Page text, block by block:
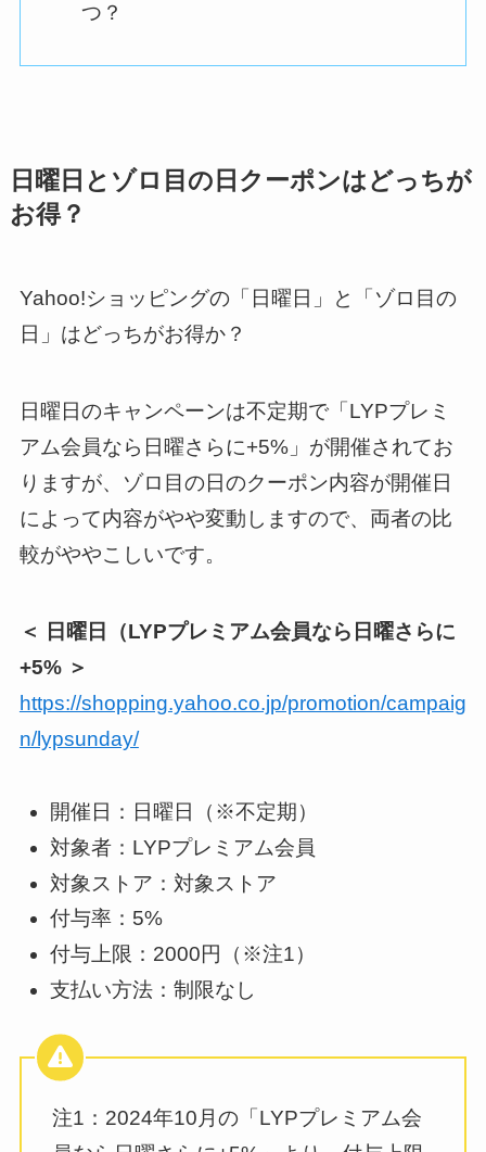
つ？
日曜日とゾロ目の日クーポンはどっちが
お得？
Yahoo!ショッピングの「日曜日」と「ゾロ目の
日」はどっちがお得か？
日曜日のキャンペーンは不定期で「LYPプレミ
アム会員なら日曜さらに+5%」が開催されてお
りますが、ゾロ目の日のクーポン内容が開催日
によって内容がやや変動しますので、両者の比
較がややこしいです。
＜ 日曜日（LYPプレミアム会員なら日曜さらに
+5% ＞
https://shopping.yahoo.co.jp/promotion/campaig
n/lypsunday/
開催日：日曜日（※不定期）
対象者：LYPプレミアム会員
対象ストア：対象ストア
付与率：5%
付与上限：2000円（※注1）
支払い方法：制限なし
注1：2024年10月の「LYPプレミアム会